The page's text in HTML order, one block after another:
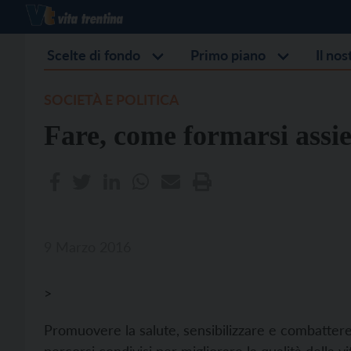
Scelte di fondo Primo piano Il
Fare, come formarsi
>
Promuovere la salute, sensibilizzare e